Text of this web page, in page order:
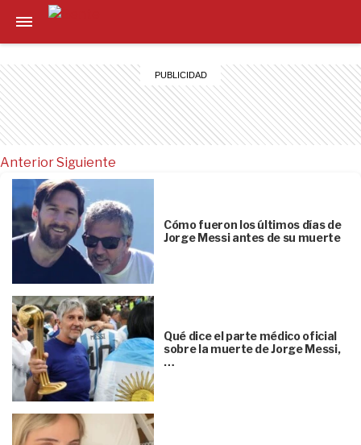
Anterior
Cómo fueron los últimos días de
Jorge Messi antes de su muerte
Qué dice el parte médico oficial
sobre la muerte de Jorge Messi,
…
Siguiente